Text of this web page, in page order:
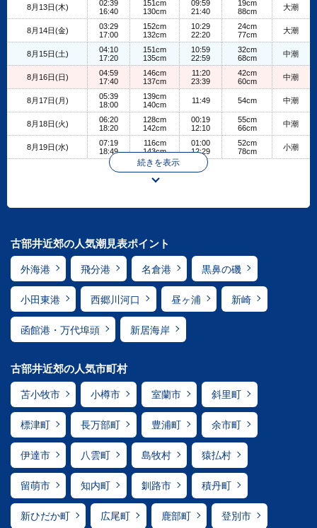
8月13日(木)
02:39
16:40
151cm
130cm
09:59
21:40
19cm
88cm
大潮
8月14日(金)
03:29
17:00
152cm
132cm
10:29
22:20
24cm
77cm
大潮
8月15日(土)
04:10
17:20
151cm
135cm
10:59
22:59
32cm
68cm
中潮
8月16日(日)
04:59
17:40
146cm
137cm
11:20
23:39
42cm
60cm
中潮
8月17日(月)
05:39
18:00
139cm
140cm
11:49 54cm 中潮
8月18日(火)
06:20
18:20
128cm
142cm
00:19
12:10
55cm
66cm
中潮
8月19日(水)
07:19
18:49
116cm
143cm
01:00
12:29
52cm
78cm
小潮
続きを表示
古部井近郊の人気潮見表ポイント
外海港 飛分港 名倉港 黒鼻の磯
小田東港 西郷川河口 昼ヶ浦 新崎
函館港・万代埠頭 新居海岸
古部井近郊の人気市町村
苫小牧市 小樽市 室蘭市 斜里町
標津町 長万部町 豊浦町 余市町
伊達市 八雲町 島牧村 猿払村
留萌市 知内町 釧路市 積丹町
新ひだか町 広尾町 鹿部町 登別市